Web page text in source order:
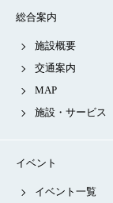
総合案内
施設概要
交通案内
MAP
施設・サービス
イベント
イベント一覧